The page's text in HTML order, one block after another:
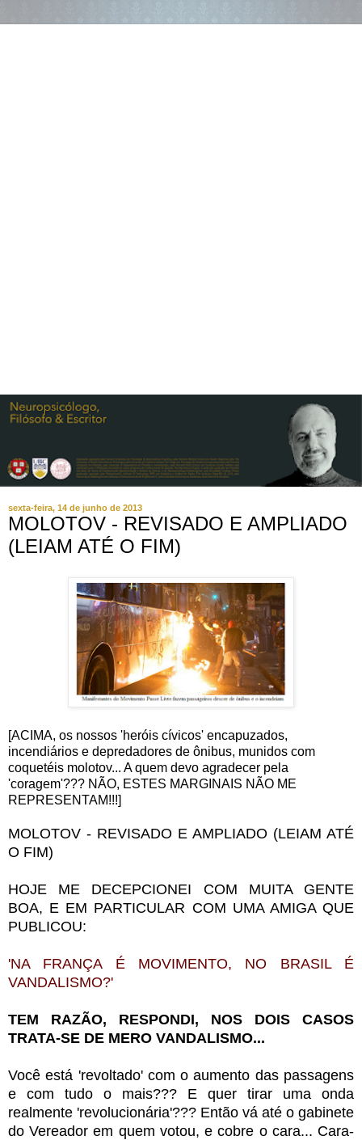
sexta-feira, 14 de junho de 2013
MOLOTOV - REVISADO E AMPLIADO
(LEIAM ATÉ O FIM)
[ACIMA, os nossos 'heróis cívicos' encapuzados,
incendiários e depredadores de ônibus, munidos com
coquetéis molotov... A quem devo agradecer pela
'coragem'??? NÃO, ESTES MARGINAIS NÃO ME
REPRESENTAM!!!]
MOLOTOV - REVISADO E AMPLIADO (LEIAM ATÉ
O FIM)
HOJE ME DECEPCIONEI COM MUITA GENTE
BOA, E EM PARTICULAR COM UMA AMIGA QUE
PUBLICOU:
'NA FRANÇA É MOVIMENTO, NO BRASIL É
VANDALISMO?'
TEM RAZÃO, RESPONDI, NOS DOIS CASOS
TRATA-SE DE MERO VANDALISMO...
Você está 'revoltado' com o aumento das passagens
e com tudo o mais??? E quer tirar uma onda
realmente 'revolucionária'??? Então vá até o gabinete
do Vereador em quem votou, e cobre o cara... Cara-